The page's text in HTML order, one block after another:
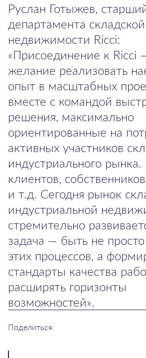
Руслан Готыжев,
департамента складской
недвижимости Ricci:
«Присоединение к Ricci
желание реализовать
опыт в масштабных
вместе с командой
решения, максимально
ориентированные на
активных участников
индустриального
клиентов,
и т.д. Сегодня рынок
индустриальной
стремительно
задача — быть не
этих процессов, а
стандарты качества
расширять горизонты
возможностей».
Поделиться: